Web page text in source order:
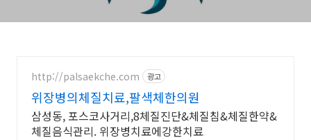
http://palsaekche.com 광고
위장병의체질치료,팔색체한의원
삼성동, 포스코사거리,8체질진단&체질침&체질한약&
체질음식관리. 위장병치료에강한치료